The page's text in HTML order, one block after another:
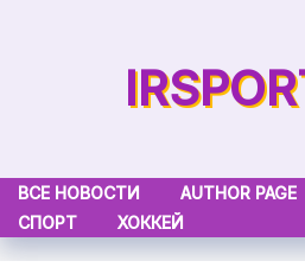
ВСЕ НОВОСТИ AUTHOR PAGE
СПОРТ
ХОККЕЙ